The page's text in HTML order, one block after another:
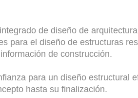
de diseño de
para el diseño de estructuras
de construcción.
para un diseño estructural
hasta su finalización.